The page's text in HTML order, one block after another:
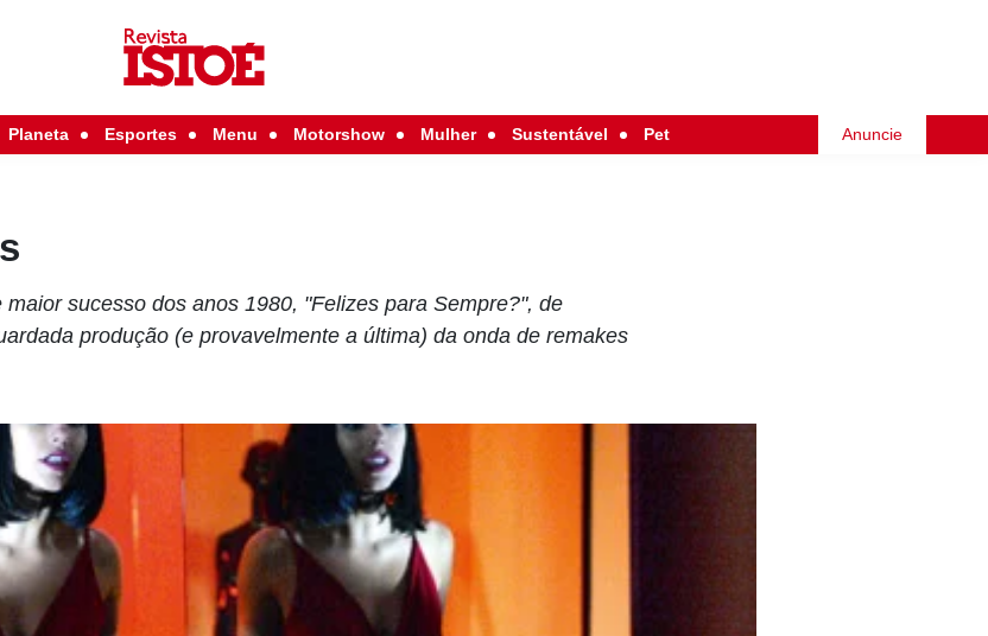
Planeta Esportes Menu Motorshow Mulher Sustentável Pet Anuncie
sucesso dos anos 1980, "Felizes para Sempre?", de
produção (e provavelmente a última) da onda de remakes